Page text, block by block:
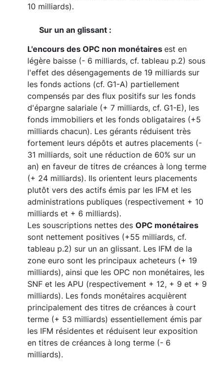
10 milliards).
Sur un an glissant :
L'encours des OPC non monétaires est en
légère baisse (- 6 milliards, cf. tableau p.2) sous
l'effet des désengagements de 19 milliards sur
les fonds actions (cf. G1-A) partiellement
compensés par des flux positifs sur les fonds
d'épargne salariale (+ 7 milliards, cf. G1-E), les
fonds immobiliers et les fonds obligataires (+5
milliards chacun). Les gérants réduisent très
fortement leurs dépôts et autres placements (-
31 milliards, soit une réduction de 60% sur un
an) en faveur de titres de créances à long terme
(+ 24 milliards). Ils orientent leurs placements
plutôt vers des actifs émis par les IFM et les
administrations publiques (respectivement + 10
milliards et + 6 milliards).
Les souscriptions nettes des OPC monétaires
sont nettement positives (+55 milliards, cf.
tableau p.2) sur un an glissant. Les IFM de la
zone euro sont les principaux acheteurs (+ 19
milliards), ainsi que les OPC non monétaires, les
SNF et les APU (respectivement + 12, + 9 et + 9
milliards). Les fonds monétaires acquièrent
principalement des titres de créances à court
terme (+ 53 milliards) essentiellement émis par
les IFM résidentes et réduisent leur exposition
en titres de créances à long terme (- 6
milliards).